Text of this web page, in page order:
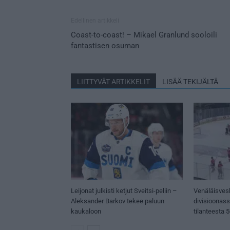
Coast-to-coast! – Mikael Granlund sooloili
fantastisen osuman
LIITTYVÄT ARTIKKELIT LISÄÄ TEKIJÄLTÄ
Leijonat julkisti ketjut Sveitsi-peliin –
Aleksander Barkov tekee paluun
kaukaloon
tilanteesta